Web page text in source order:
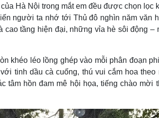
Hà Nội trong mắt em đều được chọn
người ta nhớ tới Thủ đô nghìn năm văn
tầng hiện đại, những vỉa hè sôi động –
khéo léo lồng ghép vào mỗi phân đoạn
tinh dầu cà cuống, thú vui cắm hoa
tâm hồn đam mê hội họa, tiếng chào